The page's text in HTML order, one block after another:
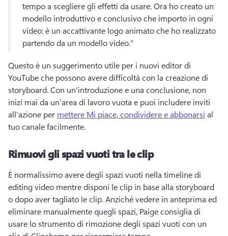
tempo a scegliere gli effetti da usare. Ora ho creato un
modello introduttivo e conclusivo che importo in ogni
video: è un accattivante logo animato che ho realizzato
partendo da un modello video."
Questo è un suggerimento utile per i nuovi editor di
YouTube che possono avere difficoltà con la creazione di
storyboard. Con un'introduzione e una conclusione, non
inizi mai da un'area di lavoro vuota e puoi includere inviti
all'azione per mettere Mi piace, condividere e abbonarsi al
tuo canale facilmente.
Rimuovi gli spazi vuoti tra le clip
È normalissimo avere degli spazi vuoti nella timeline di
editing video mentre disponi le clip in base alla storyboard
o dopo aver tagliato le clip. Anziché vedere in anteprima ed
eliminare manualmente quegli spazi, Paige consiglia di
usare lo strumento di rimozione degli spazi vuoti con un